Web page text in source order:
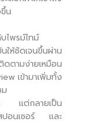
น
ไพรม์ไทม์
ห้ชัดเจนขึ้นผ่าน
ามง่ายเหมือน
เข้ามาเพิ่มทั้ง
า แต่กลายเป็น
ปอนเซอร์ และ